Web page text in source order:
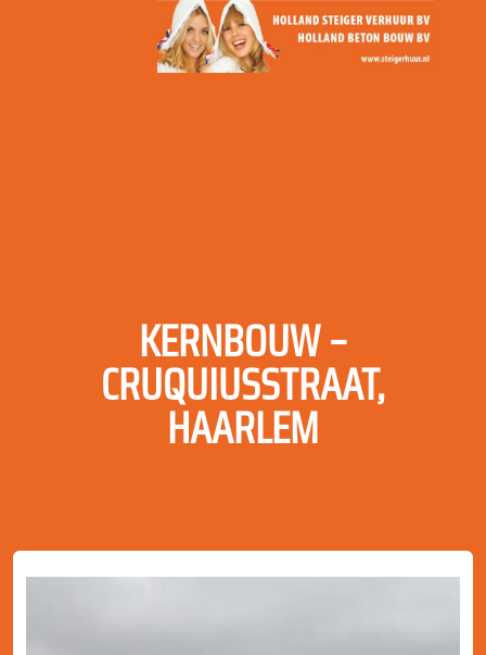
KERNBOUW –
CRUQUIUSSTRAAT,
HAARLEM